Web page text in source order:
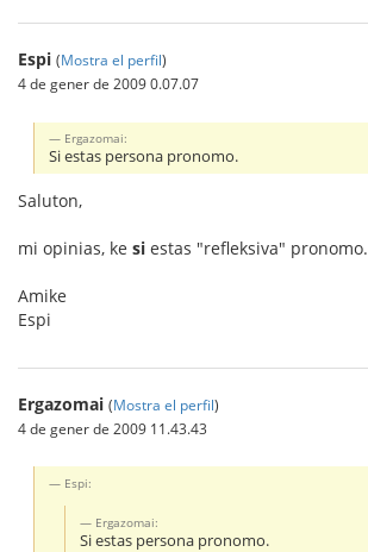
Espi (Mostra el perfil)
4 de gener de 2009 0.07.07
Ergazomai:
Si estas persona pronomo.
Saluton,
mi opinias, ke si estas "refleksiva" pronomo.
Amike
Espi
Ergazomai (Mostra el perfil)
4 de gener de 2009 11.43.43
Espi:
Ergazomai:
Si estas persona pronomo.